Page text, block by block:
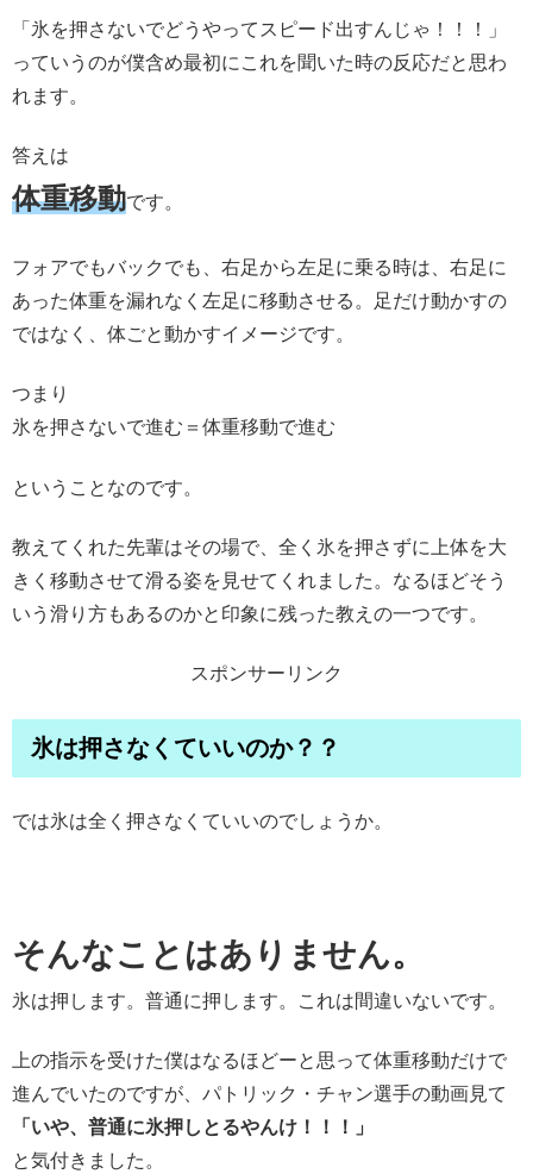
「氷を押さないでどうやってスピード出すんじゃ！！！」
っていうのが僕含め最初にこれを聞いた時の反応だと思わ
れます。
答えは
体重移動です。
フォアでもバックでも、右足から左足に乗る時は、右足に
あった体重を漏れなく左足に移動させる。足だけ動かすの
ではなく、体ごと動かすイメージです。
つまり
氷を押さないで進む＝体重移動で進む
ということなのです。
教えてくれた先輩はその場で、全く氷を押さずに上体を大
きく移動させて滑る姿を見せてくれました。なるほどそう
いう滑り方もあるのかと印象に残った教えの一つです。
スポンサーリンク
氷は押さなくていいのか？？
では氷は全く押さなくていいのでしょうか。
そんなことはありません。
氷は押します。普通に押します。これは間違いないです。
上の指示を受けた僕はなるほどーと思って体重移動だけで
進んでいたのですが、パトリック・チャン選手の動画見て
「いや、普通に氷押しとるやんけ！！！」
と気付きました。